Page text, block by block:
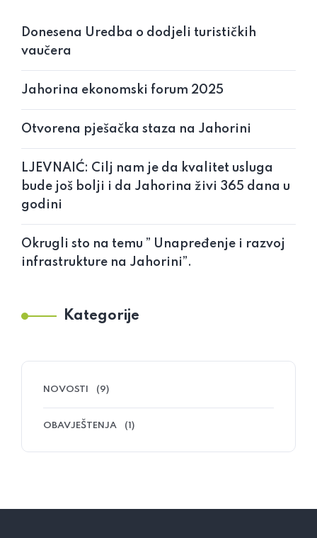
Donesena Uredba o dodjeli turističkih
vaučera
Jahorina ekonomski forum 2025
Otvorena pješačka staza na Jahorini
LJEVNAIĆ: Cilj nam je da kvalitet usluga
bude još bolji i da Jahorina živi 365 dana u
godini
Okrugli sto na temu ” Unapređenje i razvoj
infrastrukture na Jahorini”.
Kategorije
NOVOSTI (9)
OBAVJEŠTENJA (1)